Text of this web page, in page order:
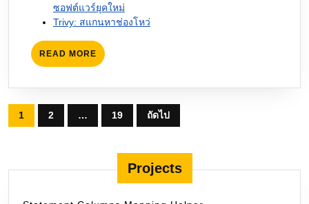
ซอฟต์แวร์ยุคใหม่
Trivy: สแกนหาช่องโหว่
READ MORE READ
MORE
Posts
pagination
1 2 … 19 ถัดไป
Projects